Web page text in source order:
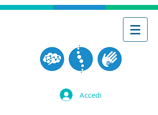
Accedi